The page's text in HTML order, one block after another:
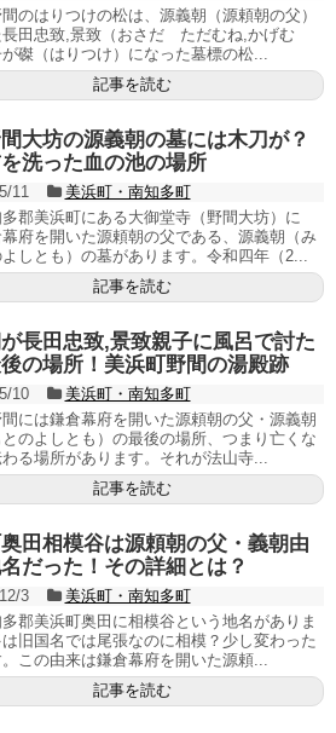
のはりつけの松は、源義朝（源頼朝の父）
長田忠致,景致（おさだ ただむね,かげむ
磔（はりつけ）になった墓標の松...
記事を読む
大坊の源義朝の墓には木刀が？
洗った血の池の場所
11
美浜町・南知多町
郡美浜町にある大御堂寺（野間大坊）に
府を開いた源頼朝の父である、源義朝（み
しとも）の墓があります。令和四年（2...
記事を読む
長田忠致,景致親子に風呂で討た
の場所！美浜町野間の湯殿跡
10
美浜町・南知多町
には鎌倉幕府を開いた源頼朝の父・源義朝
とのよしとも）の最後の場所、つまり亡くな
わる場所があります。それが法山寺...
記事を読む
田相模谷は源頼朝の父・義朝由
だった！その詳細とは？
3
美浜町・南知多町
郡美浜町奥田に相模谷という地名がありま
旧国名では尾張なのに相模？少し変わった
この由来は鎌倉幕府を開いた源頼...
記事を読む